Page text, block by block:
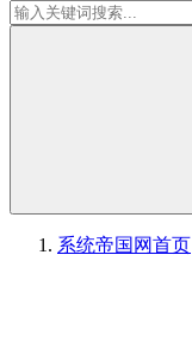
系统帝国网首页